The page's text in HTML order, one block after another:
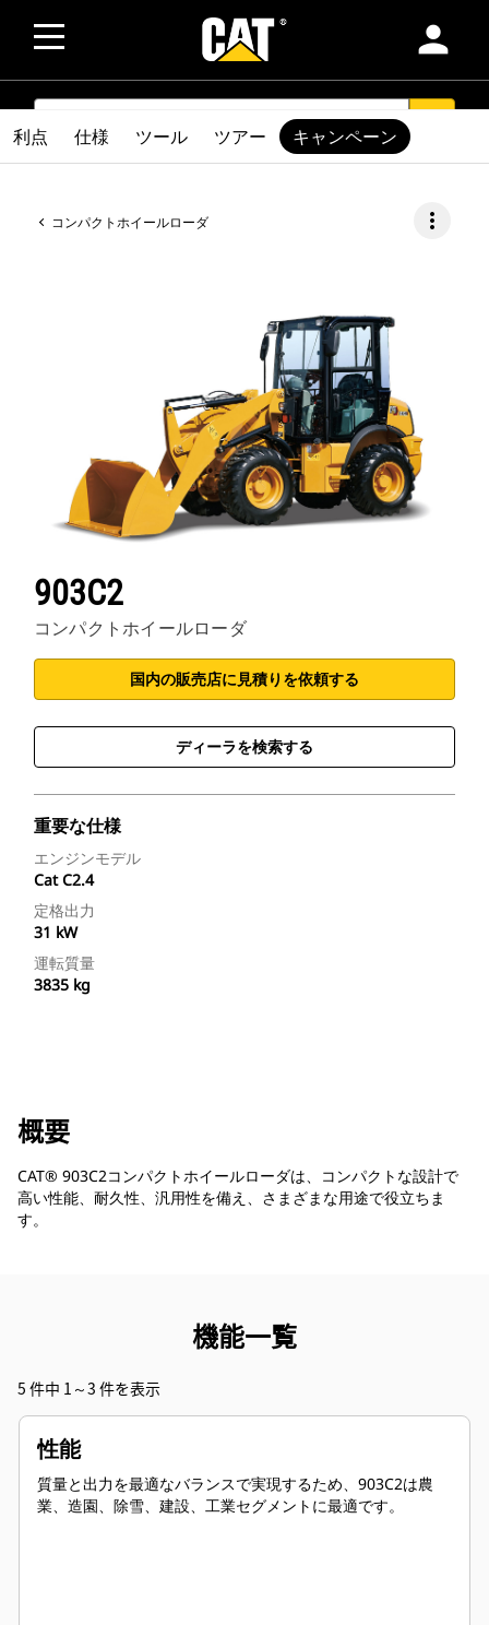
person
SEARCH
コンパクトホイールローダ more_vert
903C2
コンパクトホイールローダ
国内の販売店に見積りを依頼する
ディーラを検索する
重要な仕様
エンジンモデル
Cat C2.4
定格出力
31 kW
運転質量
3835 kg
利点 仕様 ツール ツアー キャンペーン
概要
CAT® 903C2コンパクトホイールローダは、コンパクトな設計で
高い性能、耐久性、汎用性を備え、さまざまな用途で役立ちま
す。
機能一覧
5 件中 1～3 件を表示
性能
質量と出力を最適なバランスで実現するため、903C2は農
業、造園、除雪、建設、工業セグメントに最適です。